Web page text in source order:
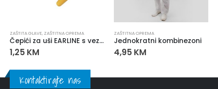
ZAŠTITA GLAVE, ZAŠTITNA OPREMA
Čepići za uši EARLINE s vezicom
1,25 KM
ZAŠTITNA OPREMA
Jednokratni kombinezoni
4,95 KM
Kontaktirajte nas